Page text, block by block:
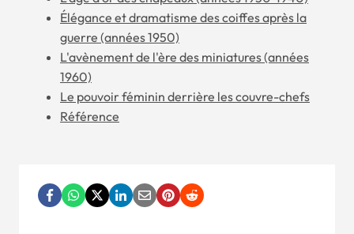
Élégance et dramatisme des coiffes après la
guerre (années 1950)
L'avènement de l'ère des miniatures (années
1960)
Le pouvoir féminin derrière les couvre-chefs
Référence